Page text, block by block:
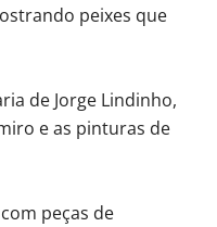
peixes que
de Jorge Lindinho,
e as pinturas de
peças de